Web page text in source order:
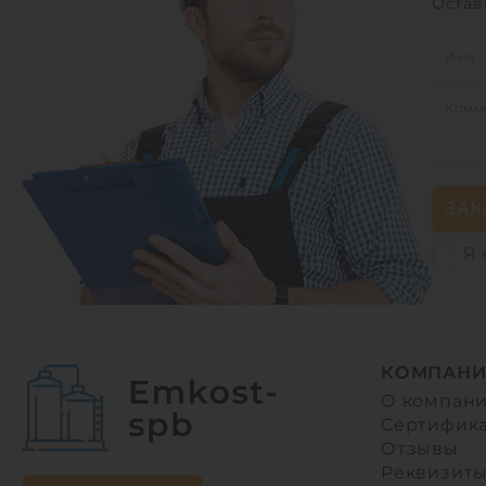
О
Отзывы